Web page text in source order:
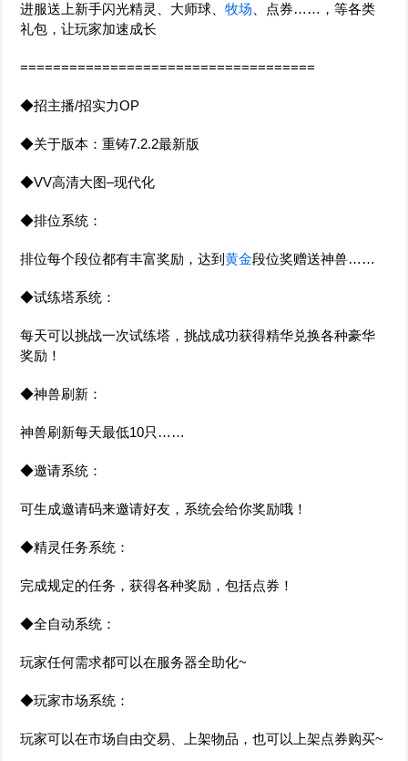
进服送上新手闪光精灵、大师球、牧场 、点券……，等各类
礼包，让玩家加速成长
====================================
◆招主播/招实力OP
◆关于版本：重铸7.2.2最新版
◆VV高清大图–现代化
◆排位系统：
排位每个段位都有丰富奖励，达到黄金段位奖赠送神兽……
◆试练塔系统：
每天可以挑战一次试练塔，挑战成功获得精华兑换各种豪华
奖励！
◆神兽刷新：
神兽刷新每天最低10只……
◆邀请系统：
可生成邀请码来邀请好友，系统会给你奖励哦！
◆精灵任务系统：
完成规定的任务，获得各种奖励，包括点券！
◆全自动系统：
玩家任何需求都可以在服务器全助化~
◆玩家市场系统：
玩家可以在市场自由交易、上架物品，也可以上架点券购买~